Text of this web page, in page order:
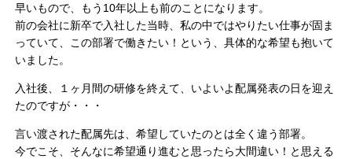
早いもので、もう10年以上も前のことになります。
前の会社に新卒で入社した当時、私の中ではやりたい仕事が固ま
っていて、この部署で働きたい！という、具体的な希望も抱いて
いました。
入社後、１ヶ月間の研修を終えて、いよいよ配属発表の日を迎え
たのですが・・・
言い渡された配属先は、希望していたのとは全く違う部署。
今でこそ、そんなに希望通り進むと思ったら大間違い！と思える